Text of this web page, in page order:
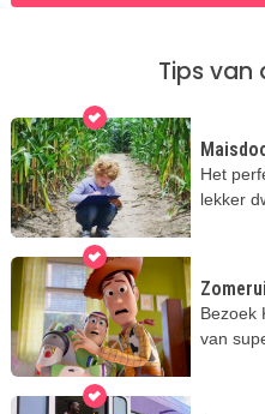
Tips van
Het
lekker
Bezoek
van